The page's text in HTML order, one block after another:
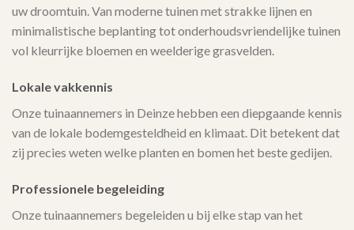
uw droomtuin. Van moderne tuinen met strakke lijnen en
minimalistische beplanting tot onderhoudsvriendelijke tuinen
vol kleurrijke bloemen en weelderige grasvelden.
Lokale vakkennis
Onze tuinaannemers in Deinze hebben een diepgaande kennis
van de lokale bodemgesteldheid en klimaat. Dit betekent dat
zij precies weten welke planten en bomen het beste gedijen.
Professionele begeleiding
Onze tuinaannemers begeleiden u bij elke stap van het